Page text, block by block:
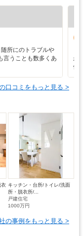
所にのトラブルや
言うことも数多くあ
が
価
口コミをもっと見る >
衣 キッチン・台所/トイレ/洗面
所・脱衣所/...
戸建住宅
1000万円
の事例をもっと見る >